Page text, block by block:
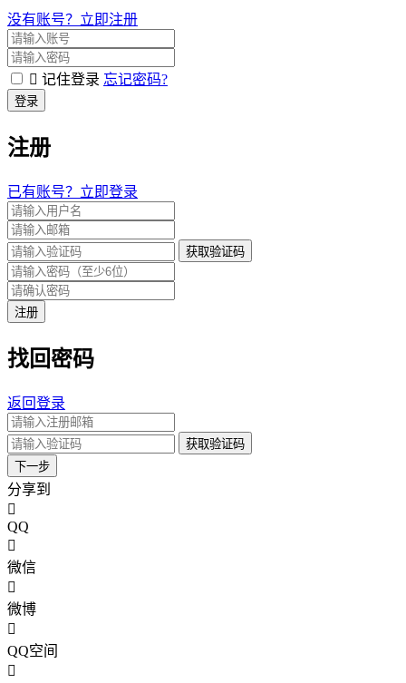
没有账号？立即注册
记住登录 忘记密码?
登录
注册
已有账号？立即登录
获取验证码
注册
找回密码
返回登录
获取验证码
下一步
分享到
QQ
微信
微博
QQ空间